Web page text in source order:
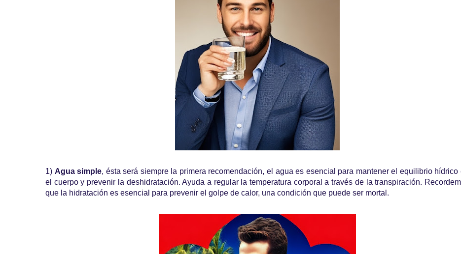
1) Agua simple, ésta será siempre la primera recomendación, el agua es esencial para mantener el equilibrio hídrico
el cuerpo y prevenir la deshidratación. Ayuda a regular la temperatura corporal a través de la transpiración.
que la hidratación es esencial para prevenir el golpe de calor, una condición que puede ser mortal.